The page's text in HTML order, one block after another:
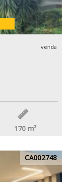
venda
170 m²
CA002748